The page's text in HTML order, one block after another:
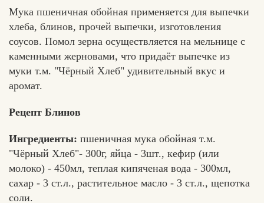
Мука пшеничная обойная применяется для выпечки
хлеба, блинов, прочей выпечки, изготовления
соусов. Помол зерна осуществляется на мельнице с
каменными жерновами, что придаёт выпечке из
муки т.м. "Чёрный Хлеб" удивительный вкус и
аромат.
Рецепт Блинов
Ингредиенты: пшеничная мука обойная т.м.
"Чёрный Хлеб"- 300г, яйца - 3шт., кефир (или
молоко) - 450мл, теплая кипяченая вода - 300мл,
сахар - 3 ст.л., растительное масло - 3 ст.л., щепотка
соли.